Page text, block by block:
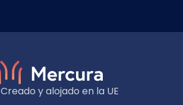
Creado y alojado en la UE